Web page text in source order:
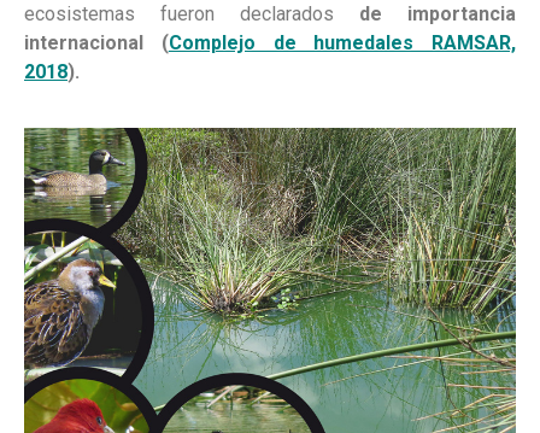
ecosistemas fueron declarados de importancia
internacional (Complejo de humedales RAMSAR,
2018).